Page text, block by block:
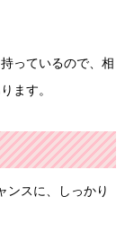
っているので、相
ます。
ンスに、しっかり